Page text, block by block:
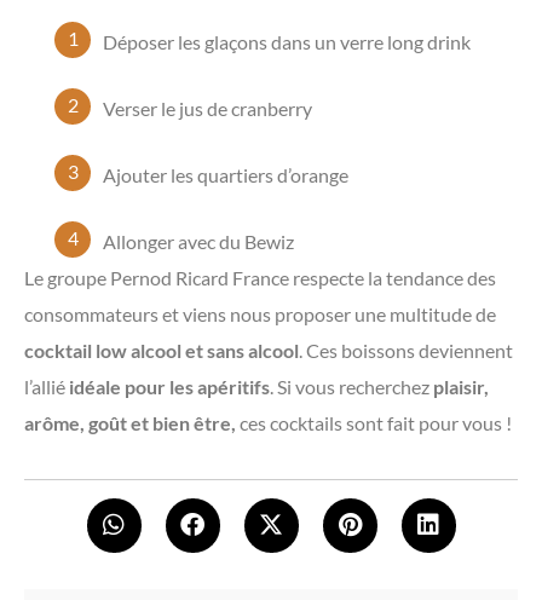
Déposer les glaçons dans un verre long drink
Verser le jus de cranberry
Ajouter les quartiers d’orange
Allonger avec du Bewiz
Le groupe Pernod Ricard France respecte la tendance des
consommateurs et viens nous proposer une multitude de
cocktail low alcool et sans alcool . Ces boissons deviennent
l’allié idéale pour les apéritifs . Si vous recherchez plaisir,
arôme, goût et bien être, ces cocktails sont fait pour vous !